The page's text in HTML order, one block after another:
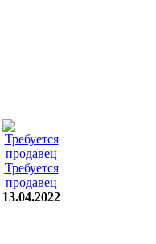
Требуется
продавец
13.04.2022